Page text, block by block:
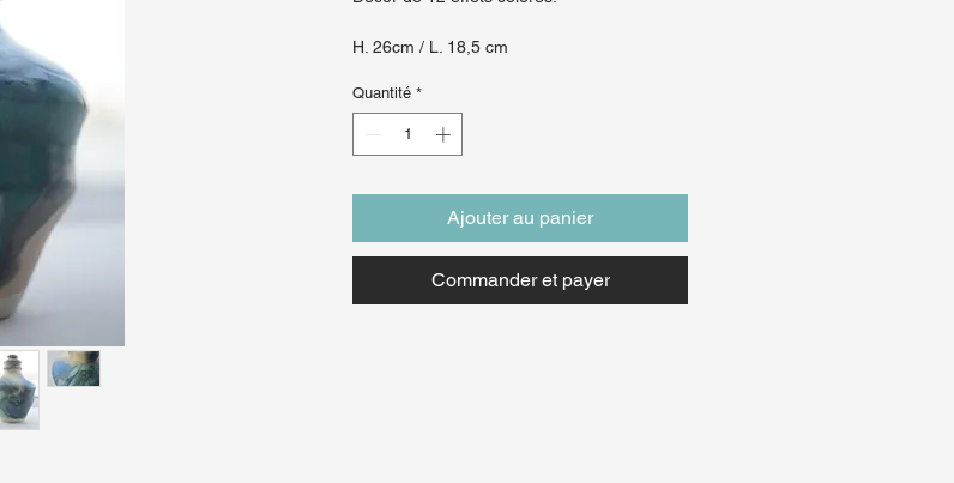
H. 26cm / L. 18,5 cm
Quantité *
Ajouter au panier
Commander et payer